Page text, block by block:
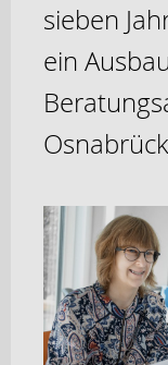
sieben
ein